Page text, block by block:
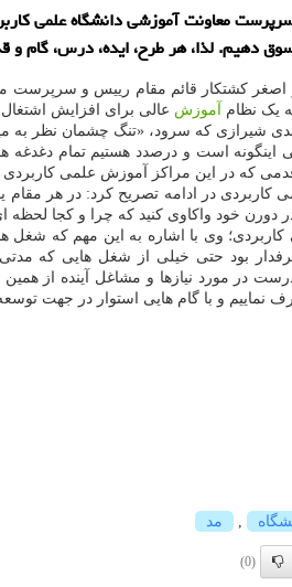
معاونت آموزشی دانشگاه علمی
دهیم. لذا، هر طرح، ایده، درس، گام و
اصغر کشتکار قائم مقام رییس و سرپرست
یک نظام آموزش عالی برای افزایش
که سرود، «تنگ چشمان نظر به میوه
است و درصدد هستیم تمام دغدغه
که در این مراکز آموزش علمی کاربردی
در ادامه تصریح کرد: در هر مقام
دورن خود واکاوی کنید که چرا و کجا
کاربردی؛ وی با اشاره به این مهم که
که ۱۰ سال پیش پرطرفدار بود حتی خیلی از
در مورد نیازها و مشاغل آینده از
و با گام هایی استوار در جهت توسعه
مد
(0)